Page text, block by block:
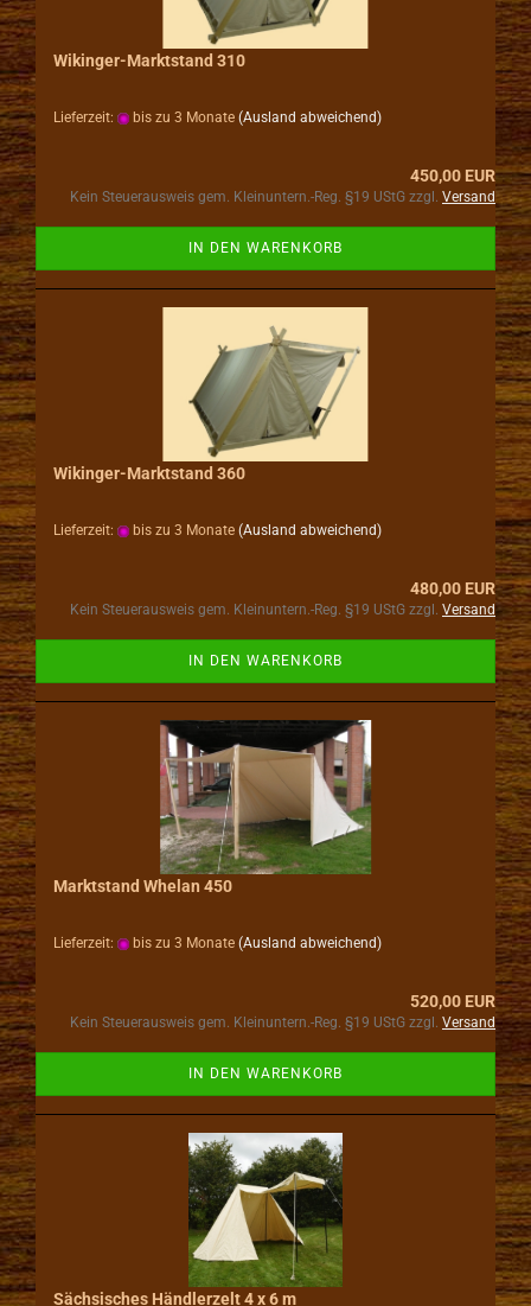
Wikinger-Marktstand 310
Lieferzeit: bis zu 3 Monate (Ausland abweichend)
450,00 EUR
Kein Steuerausweis gem. Kleinuntern.-Reg. §19 UStG zzgl. Versand
IN DEN WARENKORB
Wikinger-Marktstand 360
Lieferzeit: bis zu 3 Monate (Ausland abweichend)
480,00 EUR
Kein Steuerausweis gem. Kleinuntern.-Reg. §19 UStG zzgl. Versand
IN DEN WARENKORB
Marktstand Whelan 450
Lieferzeit: bis zu 3 Monate (Ausland abweichend)
520,00 EUR
Kein Steuerausweis gem. Kleinuntern.-Reg. §19 UStG zzgl. Versand
IN DEN WARENKORB
Sächsisches Händlerzelt 4 x 6 m